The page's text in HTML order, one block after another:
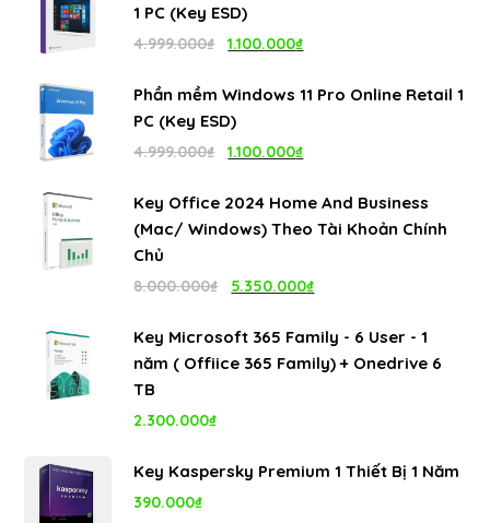
1 PC (Key ESD)
4.999.000₫
Giá
là:
1.100.000₫
tại
Phần mềm Windows 11 Pro Online Retail 1
PC (Key ESD)
4.999.000₫
Giá
là:
1.100.000₫
tại
1.100.000₫.
Key Office 2024 Home And Business
(Mac/ Windows) Theo Tài Khoản Chính
Chủ
8.000.000₫
Giá
là:
5.350.000₫
tại
Key Microsoft 365 Family - 6 User - 1
năm ( Offiice 365 Family) + Onedrive 6
TB
2.300.000₫
Key Kaspersky Premium 1 Thiết Bị 1 Năm
390.000₫